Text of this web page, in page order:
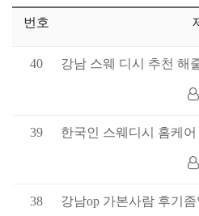
번호
40 강남 스웨 디시 추천 해
39 한국인 스웨디시 홈케어
38 강남op 가본사람 후기좀